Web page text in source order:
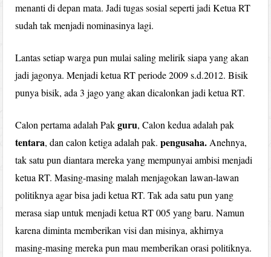
menanti di depan mata. Jadi tugas sosial seperti jadi Ketua RT
sudah tak menjadi nominasinya lagi.
Lantas setiap warga pun mulai saling melirik siapa yang akan
jadi jagonya. Menjadi ketua RT periode 2009 s.d.2012. Bisik
punya bisik, ada 3 jago yang akan dicalonkan jadi ketua RT.
Calon pertama adalah Pakguru, Calon kedua adalah pak
tentara, dan calon ketiga adalah pak.pengusaha. Anehnya,
tak satu pun diantara mereka yang mempunyai ambisi menjadi
ketua RT. Masing-masing malah menjagokan lawan-lawan
politiknya agar bisa jadi ketua RT. Tak ada satu pun yang
merasa siap untuk menjadi ketua RT 005 yang baru. Namun
karena diminta memberikan visi dan misinya, akhirnya
masing-masing mereka pun mau memberikan orasi politiknya.